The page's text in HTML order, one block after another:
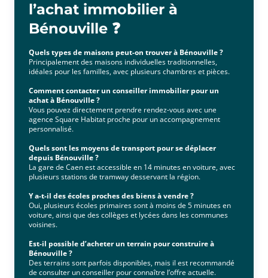
l’achat immobilier à
Bénouville ❓
Quels types de maisons peut-on trouver à Bénouville ?
Principalement des maisons individuelles traditionnelles,
idéales pour les familles, avec plusieurs chambres et pièces.
Comment contacter un conseiller immobilier pour un
achat à Bénouville ?
Vous pouvez directement prendre rendez-vous avec une
agence Square Habitat proche pour un accompagnement
personnalisé.
Quels sont les moyens de transport pour se déplacer
depuis Bénouville ?
La gare de Caen est accessible en 14 minutes en voiture, avec
plusieurs stations de tramway desservant la région.
Y a-t-il des écoles proches des biens à vendre ?
Oui, plusieurs écoles primaires sont à moins de 5 minutes en
voiture, ainsi que des collèges et lycées dans les communes
voisines.
Est-il possible d’acheter un terrain pour construire à
Bénouville ?
Des terrains sont parfois disponibles, mais il est recommandé
de consulter un conseiller pour connaître l’offre actuelle.